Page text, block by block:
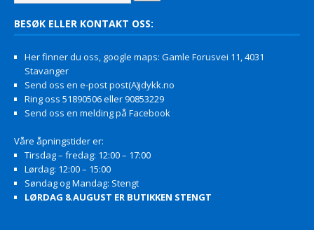
BESØK ELLER KONTAKT OSS:
Her finner du oss, google maps: Gamle Forusvei 11, 4031
Stavanger
Send oss en e-post post(A)jdykk.no
Ring oss 51890506 eller 90853229
Send oss en melding på Facebook
Våre åpningstider er:
Tirsdag – fredag: 12:00 – 17:00
Lørdag: 12:00 – 15:00
Søndag og Mandag: Stengt
LØRDAG 8.AUGUST ER BUTIKKEN STENGT